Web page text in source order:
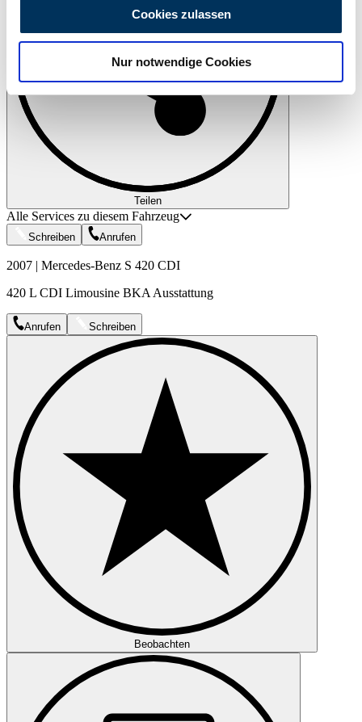
analysieren. Außerdem geben wir Informationen zu Ihrer
Verwendung unserer Website an unsere Partner für
soziale Medien, Werbung und Analysen weiter. Unsere
Partner führen diese Informationen möglicherweise mit
weiteren Daten zusammen, die Sie ihnen bereitgestellt
haben oder die sie im Rahmen Ihrer Nutzung der Dienste
gesammelt haben.
Datenschutzerklärung
Cookies zulassen
Nur notwendige Cookies
Teilen
Alle Services zu diesem Fahrzeug
Schreiben Anrufen
2007 | Mercedes-Benz S 420 CDI
420 L CDI Limousine BKA Ausstattung
Anrufen Schreiben
Beobachten